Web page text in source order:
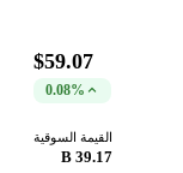
$59.07
0.08%
القيمة السوقية
39.17 B